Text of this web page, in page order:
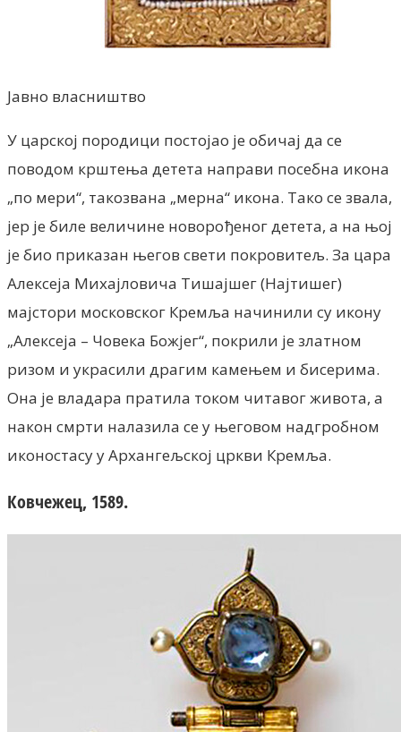
Јавно власништво
У царској породици постојао је обичај да се
поводом крштења детета направи посебна икона
„по мери“, такозвана „мерна“ икона. Тако се звала,
јер је биле величине новорођеног детета, а на њој
је био приказан његов свети покровитељ. За цара
Алексеја Михајловича Тишајшег (Најтишег)
мајстори московског Кремља начинили су икону
„Алексеја – Човека Божјег“, покрили је златном
ризом и украсили драгим камењем и бисерима.
Она је владара пратила током читавог живота, а
након смрти налазила се у његовом надгробном
иконостасу у Архангељској цркви Кремља.
Ковчежец, 1589.